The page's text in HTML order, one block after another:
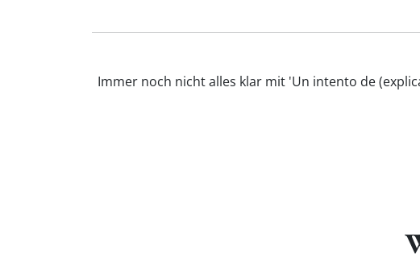
Immer noch nicht alles klar mit 'Un intento de